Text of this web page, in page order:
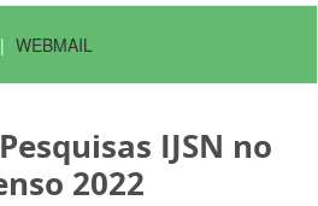
| WEBMAIL
IJSN no
2022